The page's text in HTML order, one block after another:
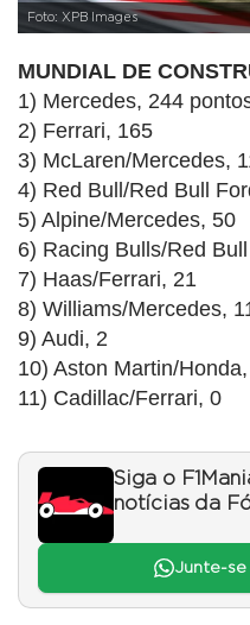
Foto: XPB Images
MUNDIAL DE
1) Mercedes, 244
2) Ferrari, 165
3) McLaren/Mercedes,
4) Red Bull/Red Bull
5) Alpine/Mercedes, 50
6) Racing Bulls/Red
7) Haas/Ferrari, 21
8) Williams/Mercedes,
9) Audi, 2
10) Aston Martin/
11) Cadillac/Ferrari, 0
Siga o
notícias da
Junte-se